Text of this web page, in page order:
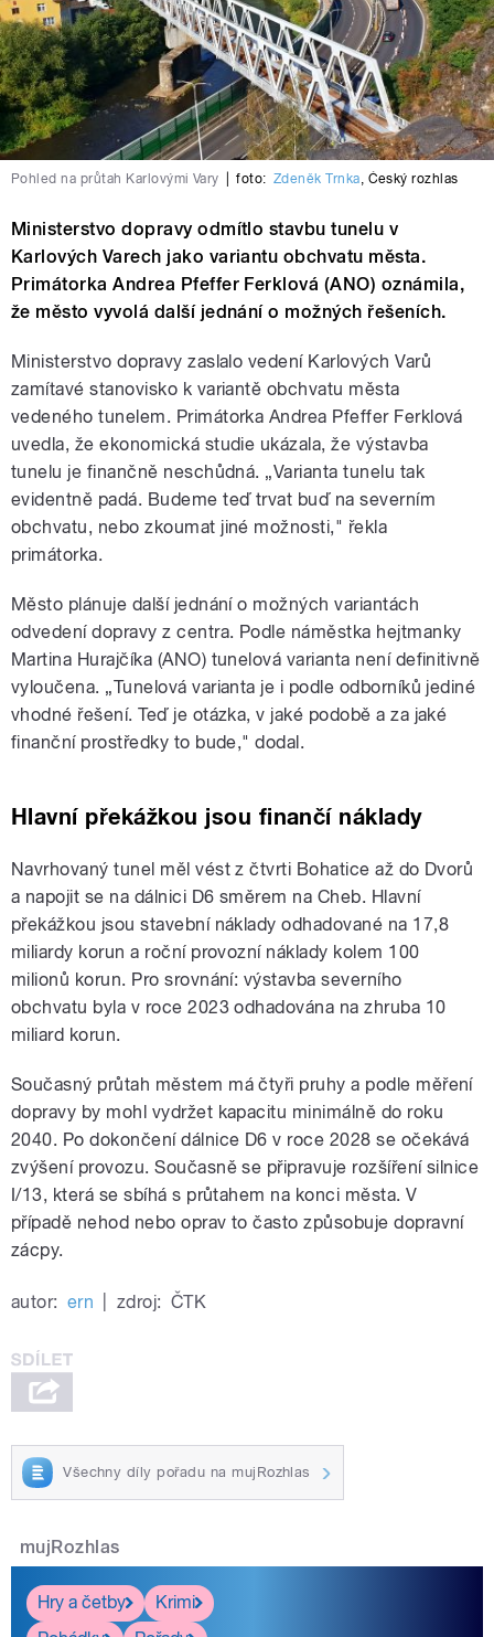
Pohled na průtah Karlovými Vary foto: Zdeněk Trnka, Český rozhlas
Ministerstvo dopravy odmítlo stavbu tunelu v
Karlových Varech jako variantu obchvatu města.
Primátorka Andrea Pfeffer Ferklová (ANO) oznámila,
že město vyvolá další jednání o možných řešeních.
Ministerstvo dopravy zaslalo vedení Karlových Varů
zamítavé stanovisko k variantě obchvatu města
vedeného tunelem. Primátorka Andrea Pfeffer Ferklová
uvedla, že ekonomická studie ukázala, že výstavba
tunelu je finančně neschůdná. „Varianta tunelu tak
evidentně padá. Budeme teď trvat buď na severním
obchvatu, nebo zkoumat jiné možnosti," řekla
primátorka.
Město plánuje další jednání o možných variantách
odvedení dopravy z centra. Podle náměstka hejtmanky
Martina Hurajčíka (ANO) tunelová varianta není definitivně
vyloučena. „Tunelová varianta je i podle odborníků jediné
vhodné řešení. Teď je otázka, v jaké podobě a za jaké
finanční prostředky to bude," dodal.
Hlavní překážkou jsou finančí náklady
Navrhovaný tunel měl vést z čtvrti Bohatice až do Dvorů
a napojit se na dálnici D6 směrem na Cheb. Hlavní
překážkou jsou stavební náklady odhadované na 17,8
miliardy korun a roční provozní náklady kolem 100
milionů korun. Pro srovnání: výstavba severního
obchvatu byla v roce 2023 odhadována na zhruba 10
miliard korun.
Současný průtah městem má čtyři pruhy a podle měření
dopravy by mohl vydržet kapacitu minimálně do roku
2040. Po dokončení dálnice D6 v roce 2028 se očekává
zvýšení provozu. Současně se připravuje rozšíření silnice
I/13, která se sbíhá s průtahem na konci města. V
případě nehod nebo oprav to často způsobuje dopravní
zácpy.
autor: ern zdroj: ČTK
Všechny díly pořadu na mujRozhlas
mujRozhlas
Hry a četby
Krimi